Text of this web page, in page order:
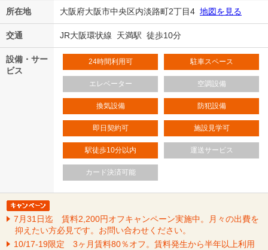
所在地 大阪府大阪市中央区内淡路町2丁目4 地図を見る
交通 JR大阪環状線 天満駅 徒歩10分
設備・サー
ビス
24時間利用可 駐車スペース
エレベーター 空調設備
換気設備 防犯設備
即日契約可 施設見学可
駅徒歩10分以内 運送サービス
カード決済可能
7月31日迄 賃料2,200円オフキャンペーン実施中。月々の出費を
抑えたい方必見です。お問い合わせください。
10/17-19限定 3ヶ月賃料80％オフ。賃料発生から半年以上利用